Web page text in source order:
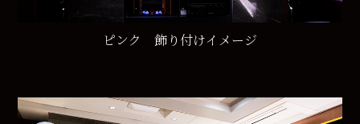
ピンク 飾り付けイメージ